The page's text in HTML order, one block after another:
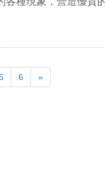
6 »Next